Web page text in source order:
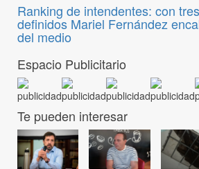
Ranking de intendentes: con
definidos Mariel Fernández
del medio
Espacio Publicitario
Te pueden interesar